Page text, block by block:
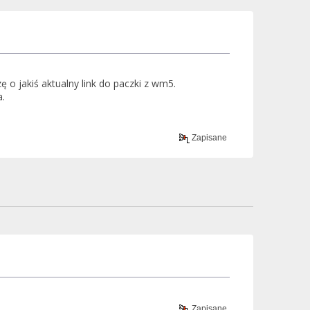
o jakiś aktualny link do paczki z wm5.
Zapisane